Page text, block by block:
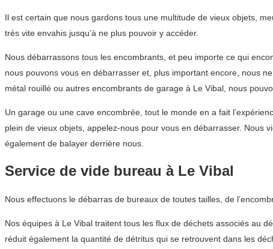
Il est certain que nous gardons tous une multitude de vieux objets,
très vite envahis jusqu’à ne plus pouvoir y accéder.
Nous débarrassons tous les encombrants, et peu importe ce qui
nous pouvons vous en débarrasser et, plus important encore, nous
métal rouillé ou autres encombrants de garage à Le Vibal, nous
Un garage ou une cave encombrée, tout le monde en a fait
plein de vieux objets, appelez-nous pour vous en débarrasser. Nous
également de balayer derrière nous.
Service de vide bureau à Le Vibal
Nous effectuons le débarras de bureaux de toutes tailles, de
Nos équipes à Le Vibal traitent tous les flux de déchets associés au
réduit également la quantité de détritus qui se retrouvent dans les